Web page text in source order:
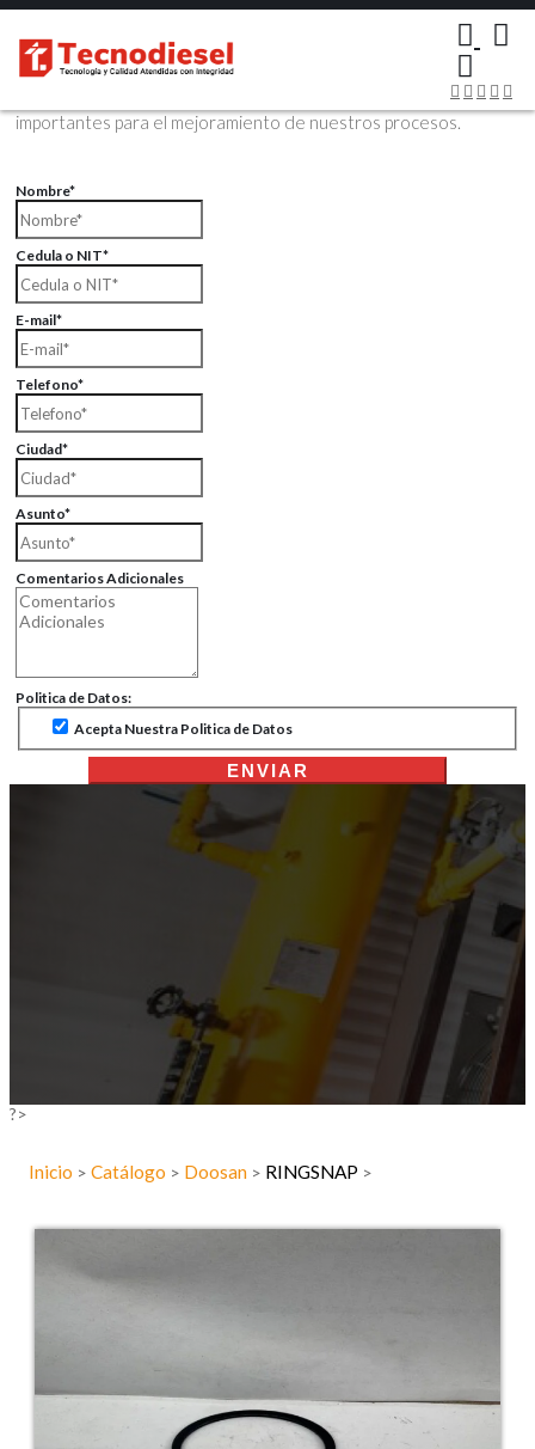
Contáctenos Vía Email
Envíenos sus datos con sus comentarios, sus opiniones son muy
importantes para el mejoramiento de nuestros procesos.
Nombre*
Cedula o NIT*
E-mail*
Telefono*
Ciudad*
Asunto*
Comentarios Adicionales
Politica de Datos:
Acepta Nuestra Politica de Datos
ENVIAR
?>
Inicio > Catálogo > Doosan > RINGSNAP >